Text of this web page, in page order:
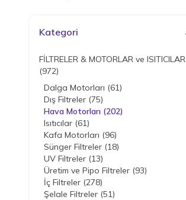
Kategori
FİLTRELER & MOTORLAR ve ISITICILAR
(972)
Dalga Motorları (61)
Dış Filtreler (75)
Hava Motorları (202)
Isıtıcılar (61)
Kafa Motorları (96)
Sünger Filtreler (18)
UV Filtreler (13)
Üretim ve Pipo Filtreler (93)
İç Filtreler (278)
Şelale Filtreler (51)